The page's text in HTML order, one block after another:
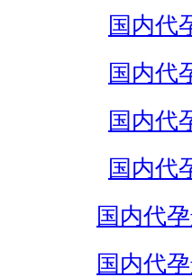
国内代
国内代
国内代
国内代
国内代
国内代